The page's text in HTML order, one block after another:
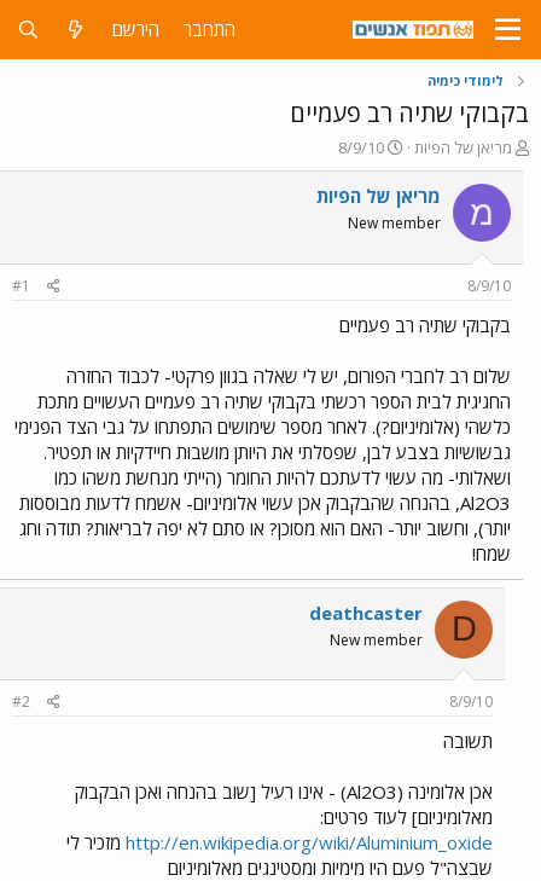
התחבר הירשם
לימודי כימיה
בקבוקי שתיה רב פעמיים
פ
ו
ת
ח
ה
ו
ש
א
מריאן של הפיות
פ
ו
ר
ם
ר
8/9/10
מ מריאן של הפיות
New member
8/9/10
#1
בקבוקי שתיה רב פעמיים
שלום רב לחברי הפורום, יש לי שאלה בגוון פרקטי- לכבוד החזרה
החגיגית לבית הספר רכשתי בקבוקי שתיה רב פעמיים העשויים מתכת
כלשהי (אלומיניום?). לאחר מספר שימושים התפתחו על גבי הצד הפנימי
גבשושיות בצבע לבן, שפסלתי את היותן מושבות חיידקיות או תפטיר.
ושאלותי- מה עשוי לדעתכם להיות החומר (הייתי מנחשת משהו כמו
Al2O3, בהנחה שהבקבוק אכן עשוי אלומיניום- אשמח לדעות מבוססות
יותר), וחשוב יותר- האם הוא מסוכן? או סתם לא יפה לבריאות? תודה וחג
שמח!
D
deathcaster
New member
8/9/10
#2
תשובה
אכן אלומינה (Al2O3) - אינו רעיל [שוב בהנחה ואכן הבקבוק
מאלומיניום] לעוד פרטים:
http://en.wikipedia.org/wiki/Aluminium_oxide מזכיר לי
שבצה"ל פעם היו מימיות ומסטינגים מאלומיניום